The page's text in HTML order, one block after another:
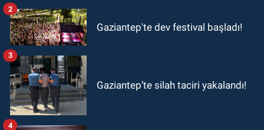
Gaziantep'te dev festival başladı!
2
Gaziantep’te silah taciri yakalandı!
3
4